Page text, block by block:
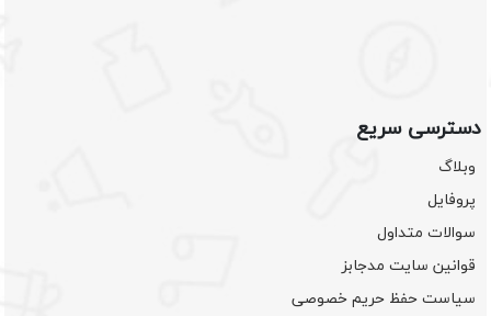
دسترسی سریع
وبلاگ
پروفایل
سوالات متداول
قوانین سایت مدجابز
سیاست حفظ حریم خصوصی